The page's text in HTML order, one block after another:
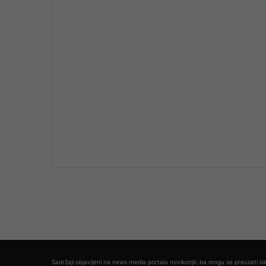
Sadržaji objavljeni na news media portalu novikonjic.ba mogu se preuzeti